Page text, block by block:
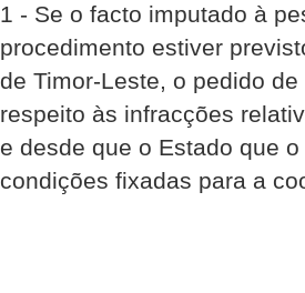
1 - Se o facto imputado à
procedimento estiver
de Timor-Leste, o pedido
respeito às infracções
e desde que o Estado que
condições fixadas para a